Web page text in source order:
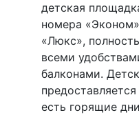
детская
номера
«Люкс»,
всеми
балконами.
есть горящие